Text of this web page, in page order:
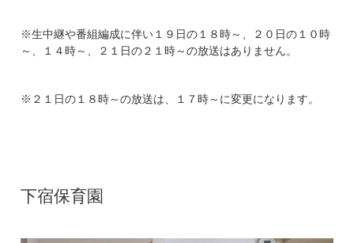
※生中継や番組編成に伴い１９日の１８時～、２０日の１０時
～、１４時～、２１日の２１時～の放送はありません。
※２１日の１８時～の放送は、１７時～に変更になります。
下宿保育園